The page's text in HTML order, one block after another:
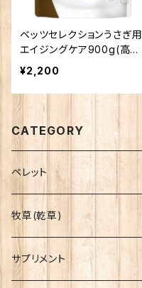
ベッツセレクションうさぎ用
エイジングケア900g(高齢
用ペレット)
¥2,200
CATEGORY
ペレット
OXBOW
イースター
牧草(乾草)
OXBOW
サプリメント